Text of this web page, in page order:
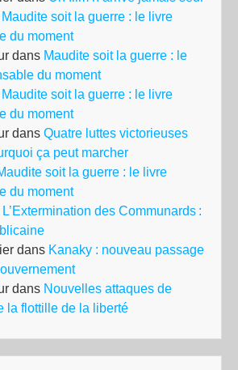
Maudite soit la guerre : le livre
du moment
dans Maudite soit la guerre : le
du moment
Maudite soit la guerre : le livre
du moment
dans Quatre luttes victorieuses
ça peut marcher
soit la guerre : le livre
du moment
L’Extermination des Communards :
dans Kanaky : nouveau passage
dans Nouvelles attaques de
la flottille de la liberté